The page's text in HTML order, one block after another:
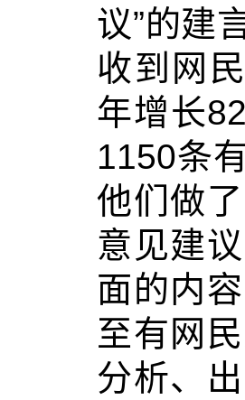
议”的建
收到网
年增长
1150条
他们做
意见建
面的内
至有网
分析、